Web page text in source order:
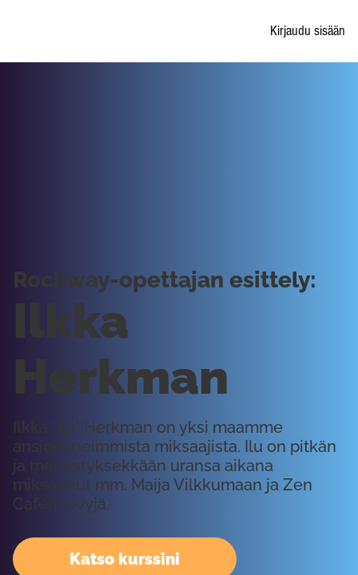
Kirjaudu sisään
Ilkka
Herkman
Ilkka "Ilu" Herkman on yksi maamme
ansioituneimmista miksaajista. Ilu on pitkän
ja menestyksekkään uransa aikana
miksannut mm. Maija Vilkkumaan ja Zen
Cafén levyjä.
Rockway-opettajan esittely:
Katso kurssini